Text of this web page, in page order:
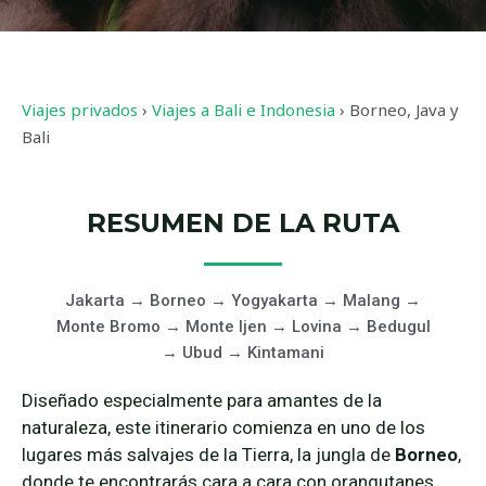
Viajes privados › Viajes a Bali e Indonesia › Borneo, Java y
Bali
RESUMEN DE LA RUTA
Jakarta → Borneo → Yogyakarta → Malang →
Monte Bromo → Monte Ijen → Lovina → Bedugul
→ Ubud → Kintamani
Diseñado especialmente para amantes de la
naturaleza, este itinerario comienza en uno de los
lugares más salvajes de la Tierra, la jungla de Borneo,
donde te encontrarás cara a cara con orangutanes,